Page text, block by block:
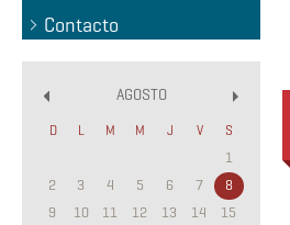
Contacto
AGOSTO
D L M M J V S
1
2
3 4 5 6 7
8
9
10 11 12 13 14
15